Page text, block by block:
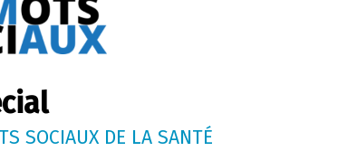
SOCIAUX DE LA SANTÉ